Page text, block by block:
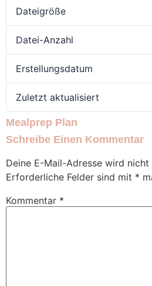
Dateigröße
Datei-Anzahl
Erstellungsdatum
Zuletzt aktualisiert
Mealprep Plan
Schreibe Einen Kommentar
Deine E-Mail-Adresse wird
Erforderliche Felder sind mit *
Kommentar *